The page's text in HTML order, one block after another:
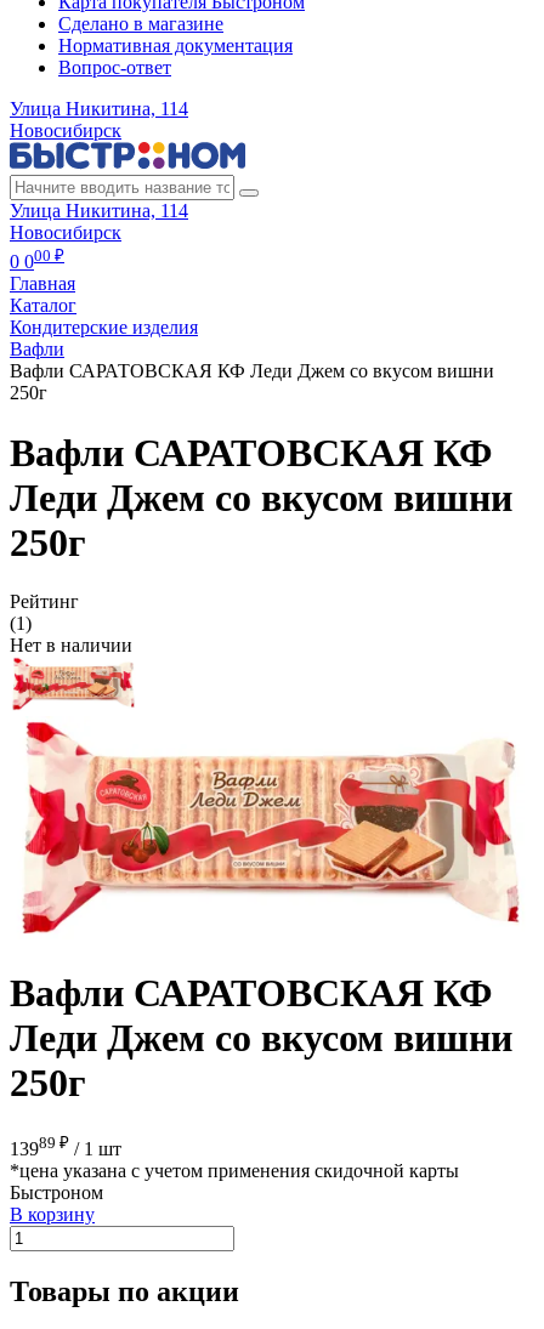
Сделано в магазине
Нормативная документация
Вопрос-ответ
Улица Никитина, 114
Новосибирск
Улица Никитина, 114
Новосибирск
0 000 ₽
Главная
Каталог
Кондитерские изделия
Вафли
Вафли САРАТОВСКАЯ КФ Леди Джем со вкусом вишни
250г
Вафли САРАТОВСКАЯ КФ
Леди Джем со вкусом вишни
250г
Рейтинг
(1)
Нет в наличии
Вафли САРАТОВСКАЯ КФ
Леди Джем со вкусом вишни
250г
13989 ₽ / 1 шт
*цена указана с учетом применения скидочной карты
Быстроном
В корзину
Товары по акции